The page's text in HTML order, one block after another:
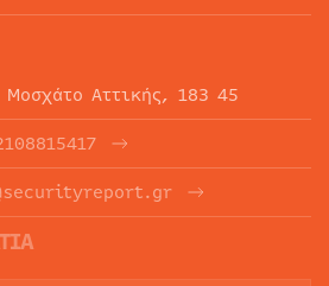
Αττικής, 183 45